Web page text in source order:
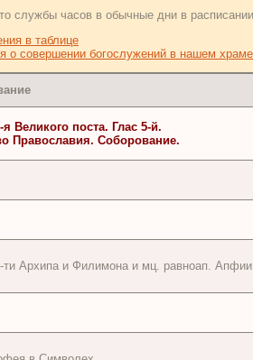
службы часов в обычные дни в
в таблице
о совершении богослужений в нашем храме
Великого поста. Глас 5-й.
Православия.Соборование.
ти Архипа и Филимона и мц. равноап.